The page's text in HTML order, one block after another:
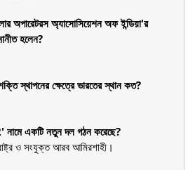
অপারেটরস অ্যাসোসিয়েশন অফ ইন্ডিয়া'র
হলেন?
স্থাপনের ক্ষেত্রে ভারতের স্থান কত?
একটি নতুন দল গঠন করেছে?
ও সংযুক্ত আরব আমিরশাহী।